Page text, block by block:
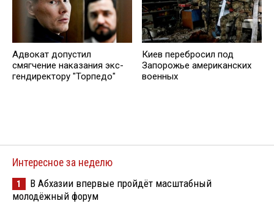
Адвокат допустил
смягчение наказания экс-
гендиректору "Торпедо"
Киев перебросил под
Запорожье американских
военных
Интересное за неделю
1
В Абхазии впервые пройдёт масштабный
молодёжный форум